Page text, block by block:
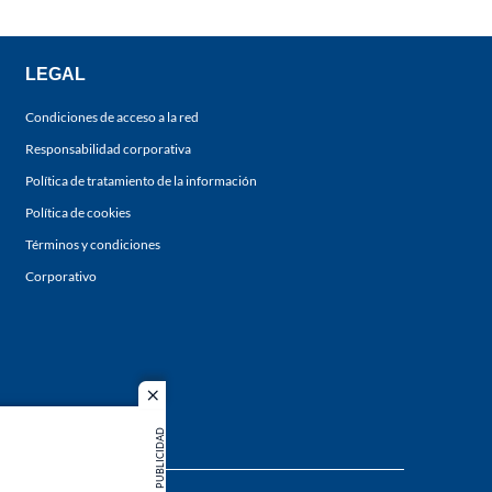
close
PUBLICIDAD
LEGAL
Condiciones de acceso a la red
Responsabilidad corporativa
Política de tratamiento de la información
Política de cookies
Términos y condiciones
Corporativo